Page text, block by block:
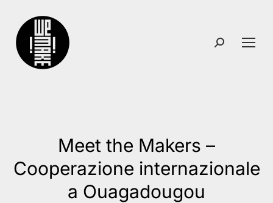
Search:
Meet the Makers –
Cooperazione internazionale
a Ouagadougou
You are here: